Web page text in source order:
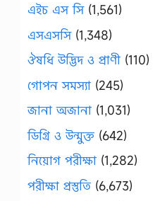
এইচ এস সি(1,561)
এসএসসি(1,348)
ঔষধি উদ্ভিদ ও প্রাণী (110)
গোপন সমস্যা (245)
জানা অজানা (1,031)
ডিগ্রি ও উন্মুক্ত (642)
নিয়োগ পরীক্ষা (1,282)
পরীক্ষা প্রস্তুতি (6,673)